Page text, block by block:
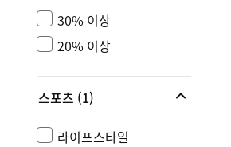
30% 이상
20% 이상
스포츠 (1)
라이프스타일